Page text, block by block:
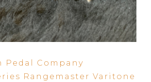
Pedal Company
Rangemaster Varitone